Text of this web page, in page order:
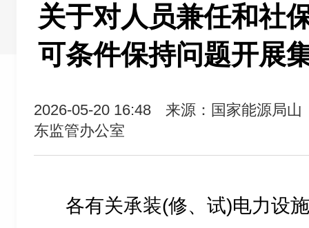
关于对人员兼任和社
可条件保持问题开展
2026-05-20 16:48
来源：国家能源局山
东监管办公室
各有关承装(修、试)电力设